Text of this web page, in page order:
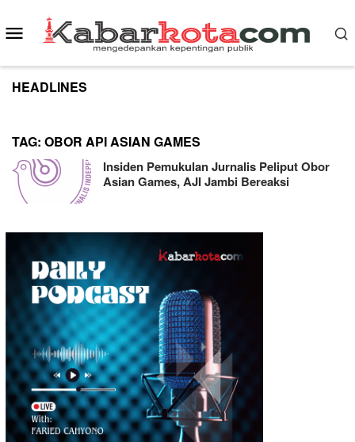
to
content
Mobile
Menu
HEADLINES
TAG: OBOR API ASIAN GAMES
Insiden Pemukulan Jurnalis Peliput Obor
Asian Games, AJI Jambi Bereaksi